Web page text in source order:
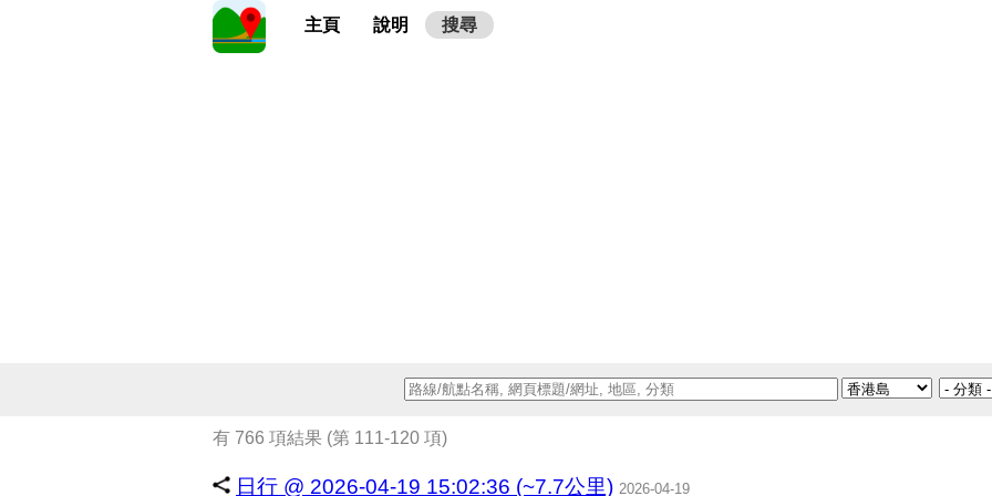
主頁 說明 搜尋
有 766 項結果 (第 111-120 項)
日行 @ 2026-04-19 15:02:36 (~7.7公里) 2026-04-19